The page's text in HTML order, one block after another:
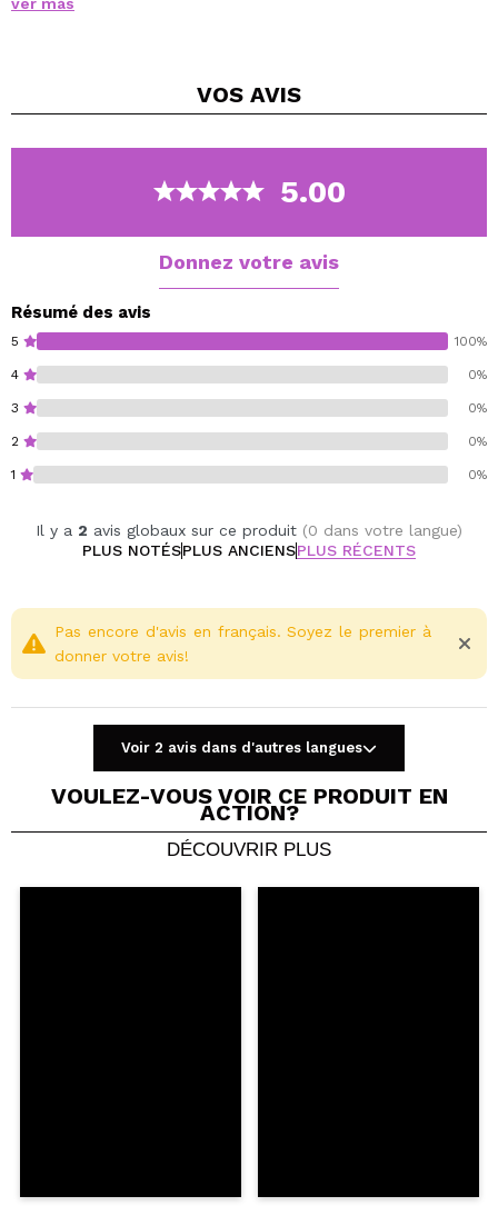
pigmentées pressées nivelées, elles contiennent 6
mates et chatoyantes parfaitement assorties dans des
teintes faciles à appliquer et à estomper.
Parfaits pour les déplacements ou pour une utilisation
Sans cruauté.
végétalien
VOS AVIS
5.00
Donnez votre avis
Résumé des avis
5 100%
4 0%
3 0%
2 0%
1 0%
Il y a 2 avis globaux sur ce produit (0 dans votre langue)
PLUS NOTÉSPLUS ANCIENSPLUS RÉCENTS
Partager une vidéo ou une photo
Votre vidéo pourrait être la première. Imaginez...
Pas encore d'avis en français. Soyez le premier à
donner votre avis!
Voir 2 avis dans d'autres langues
VOULEZ-VOUS VOIR CE PRODUIT EN
ACTION?
DÉCOUVRIR PLUS